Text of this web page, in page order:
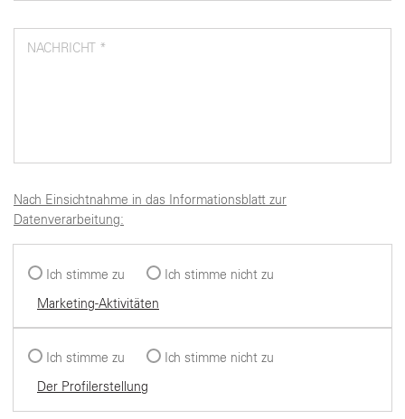
NACHRICHT *
Nach Einsichtnahme in das Informationsblatt zur
Datenverarbeitung:
Ich stimme zu
Ich stimme nicht zu
Marketing-Aktivitäten
Ich stimme zu
Ich stimme nicht zu
Der Profilerstellung